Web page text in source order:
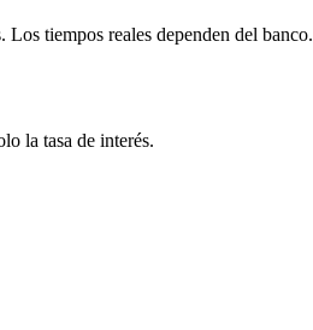
tiempos reales dependen del banco.
la tasa de interés.